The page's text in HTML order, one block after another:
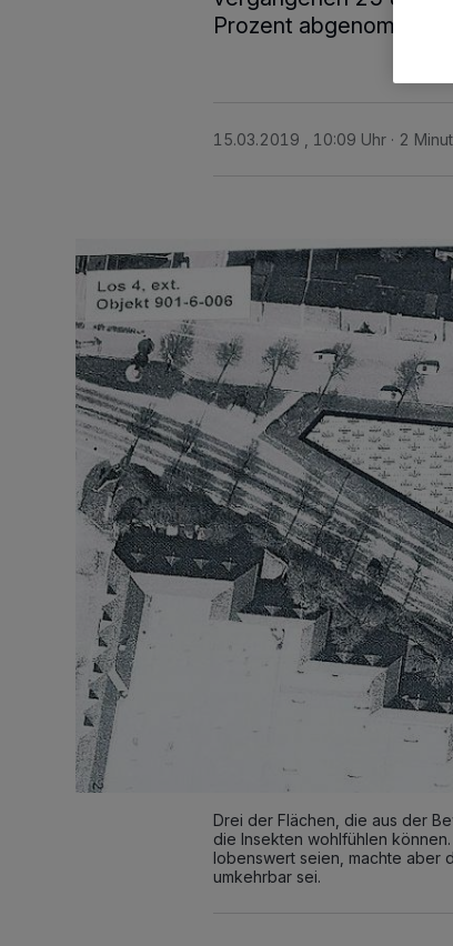
Prozent abgenommen.
15.03.2019 , 10:09 Uhr 2
Drei der Flächen, die aus der
die Insekten wohlfühlen
lobenswert seien, machte aber
umkehrbar sei.